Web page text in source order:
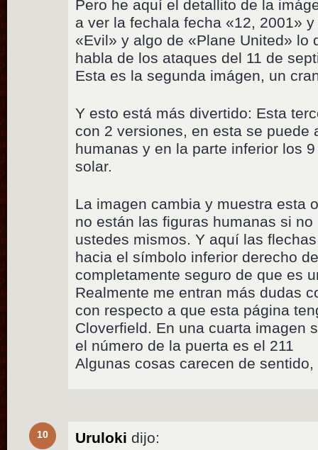
Pero he aquí el detallito de la
a ver la fechala fecha «12, 2001»
«Evil» y algo de «Plane United» lo
habla de los ataques del 11 de
Esta es la segunda imágen, un
Y esto está más divertido: Esta
con 2 versiones, en esta se puede
humanas y en la parte inferior los
solar.
La imagen cambia y muestra esta
no están las figuras humanas si
ustedes mismos. Y aquí las
hacia el símbolo inferior derecho
completamente seguro de que es
Realmente me entran más dudas
con respecto a que esta página
Cloverfield. En una cuarta imagen
el número de la puerta es el 211
Algunas cosas carecen de
10 Uruloki dijo: